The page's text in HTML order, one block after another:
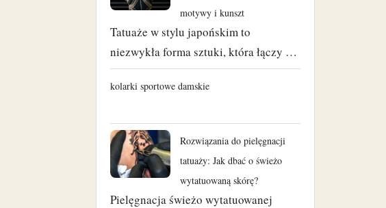
motywy i kunszt
Tatuaże w stylu japońskim to
niezwykła forma sztuki, która łączy …
kolarki sportowe damskie
Rozwiązania do pielęgnacji
tatuaży: Jak dbać o świeżo
wytatuowaną skórę?
Pielęgnacja świeżo wytatuowanej